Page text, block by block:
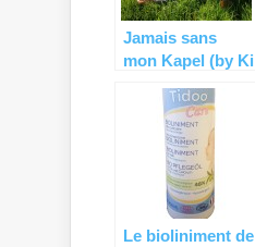
Jamais sans
mon Kapel (by Ki
et La) !
Le bioliniment de